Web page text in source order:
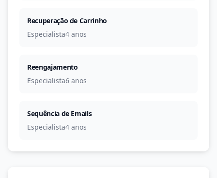
Recuperação de Carrinho
Especialista4 anos
Reengajamento
Especialista6 anos
Sequência de Emails
Especialista4 anos